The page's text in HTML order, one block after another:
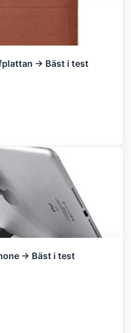
→ Bäst i test
→ Bäst i test